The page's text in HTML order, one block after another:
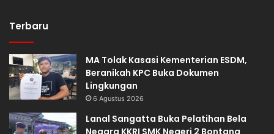
Terbaru
MA Tolak Kasasi Kementerian ESDM,
Beranikah KPC Buka Dokumen
Lingkungan
6 Agustus 2026
Lanal Sangatta Buka Pelatihan Bela
Negara KKRI SMK Negeri 2 Bontang